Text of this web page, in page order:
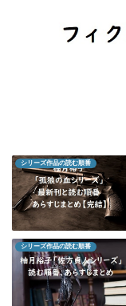
シリーズ作品の読む順番
シリーズ作品の読む順番